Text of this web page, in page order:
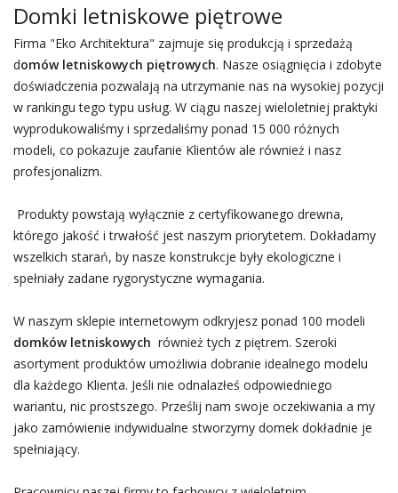
Domki letniskowe piętrowe
Firma "Eko Architektura" zajmuje się produkcją i sprzedażą
domów letniskowych piętrowych. Nasze osiągnięcia i zdobyte
doświadczenia pozwalają na utrzymanie nas na wysokiej pozycji
w rankingu tego typu usług. W ciągu naszej wieloletniej praktyki
wyprodukowaliśmy i sprzedaliśmy ponad 15 000 różnych
modeli, co pokazuje zaufanie Klientów ale również i nasz
profesjonalizm.
Produkty powstają wyłącznie z certyfikowanego drewna,
którego jakość i trwałość jest naszym priorytetem. Dokładamy
wszelkich starań, by nasze konstrukcje były ekologiczne i
spełniały zadane rygorystyczne wymagania.
W naszym sklepie internetowym odkryjesz ponad 100 modeli
domków letniskowych również tych z piętrem. Szeroki
asortyment produktów umożliwia dobranie idealnego modelu
dla każdego Klienta. Jeśli nie odnalazłeś odpowiedniego
wariantu, nic prostszego. Prześlij nam swoje oczekiwania a my
jako zamówienie indywidualne stworzymy domek dokładnie je
spełniający.